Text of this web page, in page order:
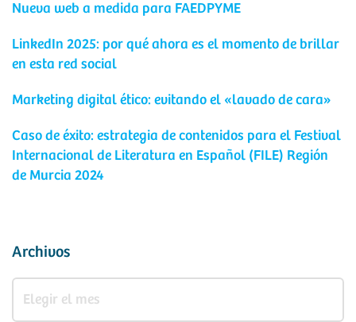
Nueva web a medida para FAEDPYME
LinkedIn 2025: por qué ahora es el momento de brillar
en esta red social
Marketing digital ético: evitando el «lavado de cara»
Caso de éxito: estrategia de contenidos para el Festival
Internacional de Literatura en Español (FILE) Región
de Murcia 2024
Archivos